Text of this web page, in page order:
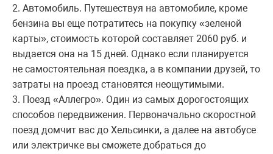
2. Автомобиль. Путешествуя на автомобиле, кроме
бензина вы еще потратитесь на покупку «зеленой
карты», стоимость которой составляет 2060 руб. и
выдается она на 15 дней. Однако если планируется
не самостоятельная поездка, а в компании друзей, то
затраты на проезд становятся неощутимыми.
3. Поезд «Аллегро». Один из самых дорогостоящих
способов передвижения. Первоначально скоростной
поезд домчит вас до Хельсинки, а далее на автобусе
или электричке вы сможете добраться до